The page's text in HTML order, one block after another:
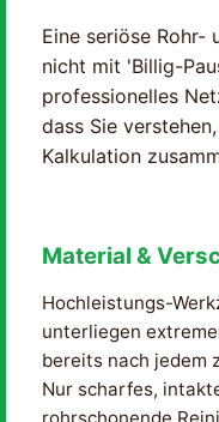
Eine seriöse Rohr-
nicht mit 'Billig-
professionelles
dass Sie
Kalkulation
Material &
Hochleistungs-
unterliegen
bereits nach jedem
Nur scharfes,
rohrschonende